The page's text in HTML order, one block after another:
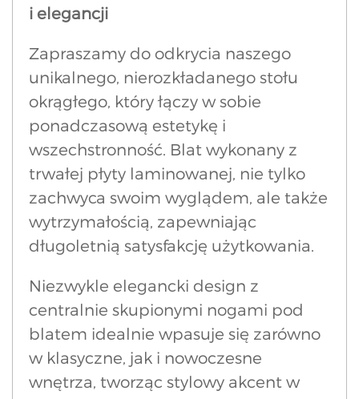
i elegancji
Zapraszamy do odkrycia naszego
unikalnego, nierozkładanego stołu
okrągłego, który łączy w sobie
ponadczasową estetykę i
wszechstronność. Blat wykonany z
trwałej płyty laminowanej, nie tylko
zachwyca swoim wyglądem, ale także
wytrzymałością, zapewniając
długoletnią satysfakcję użytkowania.
Niezwykle elegancki design z
centralnie skupionymi nogami pod
blatem idealnie wpasuje się zarówno
w klasyczne, jak i nowoczesne
wnętrza, tworząc stylowy akcent w